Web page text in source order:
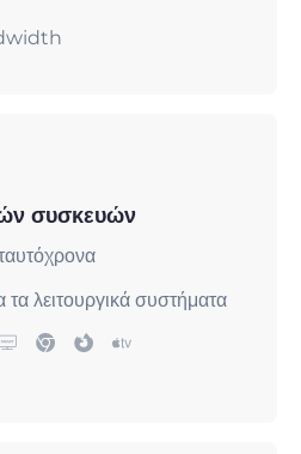
συσκευών
λειτουργικά συστήματα